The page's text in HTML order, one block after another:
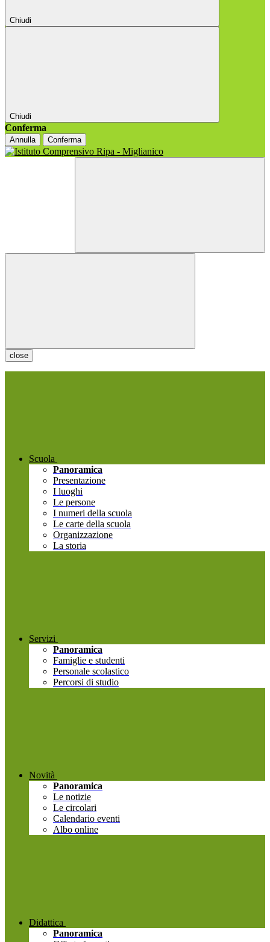
Chiudi
Chiudi
Conferma
Annulla Conferma
close
Scuola
Panoramica
Presentazione
I luoghi
Le persone
I numeri della scuola
Le carte della scuola
Organizzazione
La storia
Servizi
Panoramica
Famiglie e studenti
Personale scolastico
Percorsi di studio
Novità
Panoramica
Le notizie
Le circolari
Calendario eventi
Albo online
Didattica
Panoramica